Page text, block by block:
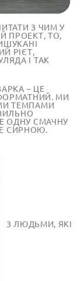
З ЧИМ У
ПРОЕКТ, ТО,
РІЄТ,
І ТАК
– ЦЕ
МИ
ТЕМПАМИ
ОДНУ СМАЧНУ
СИРНОЮ.
З ЛЮДЬМИ, ЯКІ